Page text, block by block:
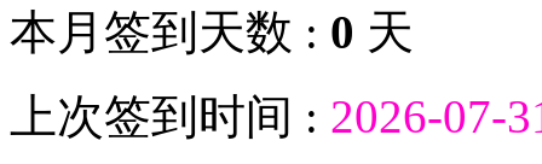
本月签到天数 : 0 天
上次签到时间 : 2026-07-